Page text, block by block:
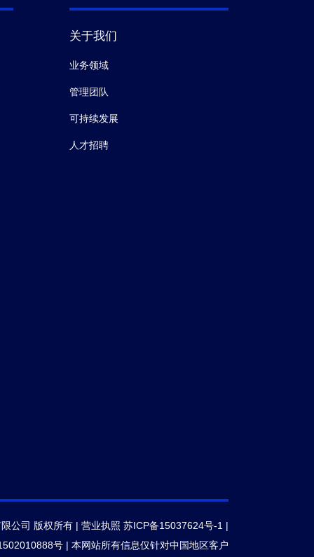
关于我们
业务领域
管理团队
可持续发展
人才招聘
公司 版权所有 | 营业执照 苏ICP备15037624号-1 |
号| 本网站所有信息仅针对中国地区客户